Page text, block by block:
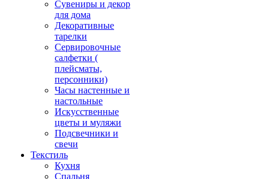
Сувениры и декор
для дома
Декоративные
тарелки
Сервировочные
салфетки (
плейсматы,
персонники)
Часы настенные и
настольные
Искусственные
цветы и муляжи
Подсвечники и
свечи
Текстиль
Кухня
Спальня